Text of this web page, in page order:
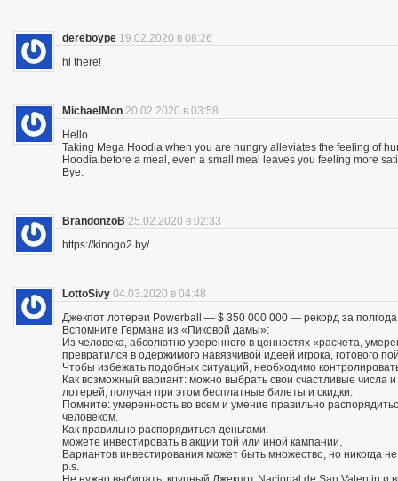
dereboype 19.02.2020 в 08:26
hi there!
MichaelMon 20.02.2020 в 03:58
Hello.
Taking Mega Hoodia when you are hungry alleviates the feeling of
Hoodia before a meal, even a small meal leaves you feeling more
Bye.
BrandonzoB 25.02.2020 в 02:33
https://kinogo2.by/
LottoSivy 04.03.2020 в 04:48
Джекпот лотереи Powerball — $ 350 000 000 — рекорд за
Вспомните Германа из «Пиковой дамы»:
Из человека, абсолютно уверенного в ценностях «расчета,
превратился в одержимого навязчивой идеей игрока, готового
Чтобы избежать подобных ситуаций, необходимо
Как возможный вариант: можно выбрать свои счастливые
лотерей, получая при этом бесплатные билеты и скидки.
Помните: умеренность во всем и умение правильно
человеком.
Как правильно распорядиться деньгами:
можете инвестировать в акции той или иной кампании.
Вариантов инвестирования может быть множество, но никогда
p.s.